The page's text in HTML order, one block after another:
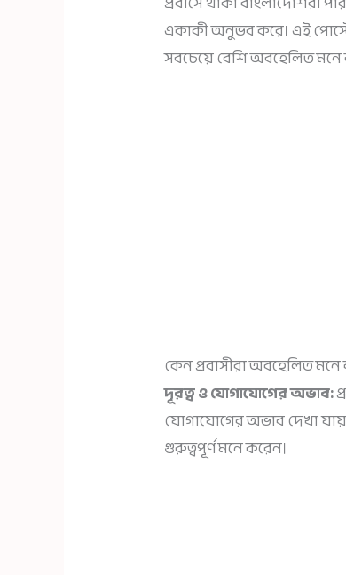
একাকী অনুভব করে। এই
সবচেয়ে বেশি অবহেলিত মনে
কেন প্রবাসীরা অবহেলিত
দূরত্ব ও যোগাযোগের অভাব:
যোগাযোগের অভাব দেখা
গুরুত্বপূর্ণ মনে করেন।